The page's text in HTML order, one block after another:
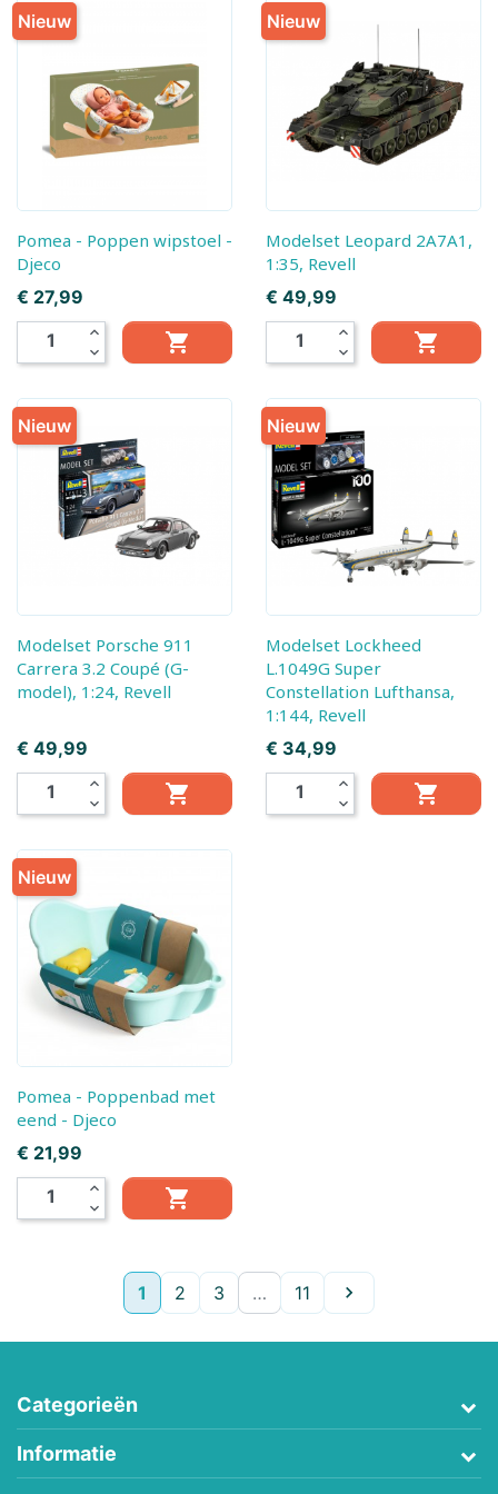
Pomea - Poppen wipstoel -
Djeco
Prijs
€ 27,99
expand_less
expand_more

Nieuw
Modelset Leopard 2A7A1,
1:35, Revell
Prijs
€ 49,99
expand_less
expand_more

Nieuw
Modelset Porsche 911
Carrera 3.2 Coupé (G-
model), 1:24, Revell
Prijs
€ 49,99
expand_less
expand_more

Nieuw
Modelset Lockheed
L.1049G Super
Constellation Lufthansa,
1:144, Revell
Prijs
€ 34,99
expand_less
expand_more

Nieuw
Pomea - Poppenbad met
eend - Djeco
Prijs
€ 21,99
expand_less
expand_more

Nieuw
1 2 3 … 11 Volgende

Categorieën
Informatie